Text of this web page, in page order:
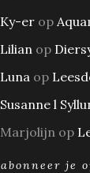
Ky-er op
Lilian op
Luna op
Susanne l
Marjolijn op
abonneer je